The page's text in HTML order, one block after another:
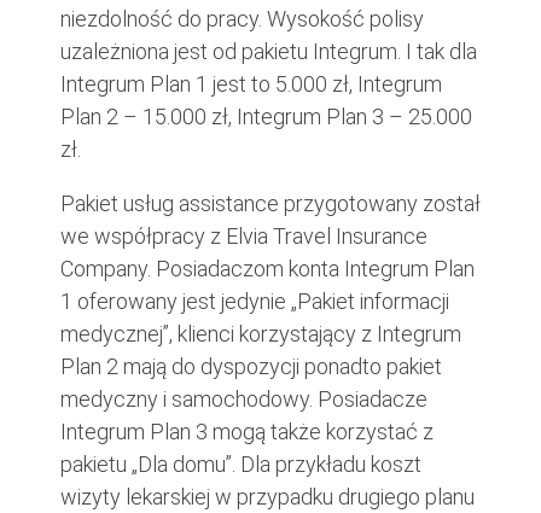
niezdolność do pracy. Wysokość polisy
uzależniona jest od pakietu Integrum. I tak dla
Integrum Plan 1 jest to 5.000 zł, Integrum
Plan 2 – 15.000 zł, Integrum Plan 3 – 25.000
zł.
Pakiet usług assistance przygotowany został
we współpracy z Elvia Travel Insurance
Company. Posiadaczom konta Integrum Plan
1 oferowany jest jedynie „Pakiet informacji
medycznej”, klienci korzystający z Integrum
Plan 2 mają do dyspozycji ponadto pakiet
medyczny i samochodowy. Posiadacze
Integrum Plan 3 mogą także korzystać z
pakietu „Dla domu”. Dla przykładu koszt
wizyty lekarskiej w przypadku drugiego planu